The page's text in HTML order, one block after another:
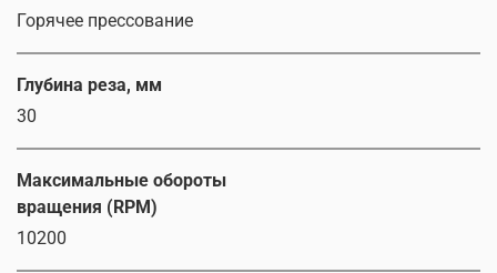
Горячее прессование
Глубина реза, мм
30
Максимальные обороты
вращения (RPM)
10200